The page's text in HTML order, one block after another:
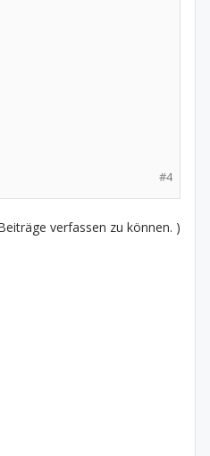
#4
verfassen zu können. )